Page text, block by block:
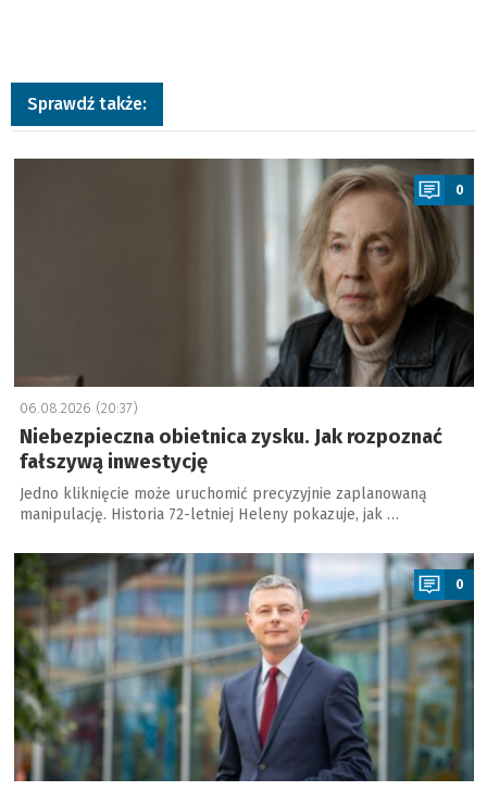
Sprawdź także:
a
0
06.08.2026 (20:37)
Niebezpieczna obietnica zysku. Jak rozpoznać
fałszywą inwestycję
Jedno kliknięcie może uruchomić precyzyjnie zaplanowaną
manipulację. Historia 72-letniej Heleny pokazuje, jak …
a
0